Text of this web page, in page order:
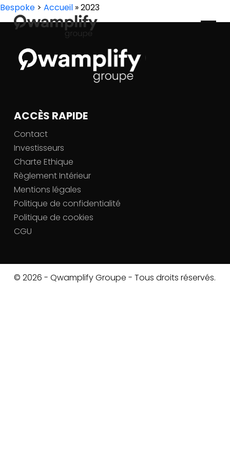
Bespoke > Accueil »2023
ACCÈS RAPIDE
Contact
Investisseurs
Charte Ethique
Règlement Intérieur
Mentions légales
Politique de confidentialité
Politique de cookies
CGU
© 2026 - Qwamplify Groupe - Tous droits réservés.